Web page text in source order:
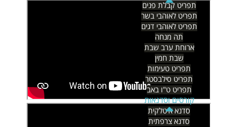
תפריט קבלת פנים
תפריט לאוהבי בשר
תפריט לאוהבי דגים
תה מנחה
ארוחת ערב שבת
שבת חמין
תפריט טעימות
תפריט סילבסטר
תפריט ט"ו באב
קורסים וסדנאות
סדנא איטלקית
סדנא צרפתית